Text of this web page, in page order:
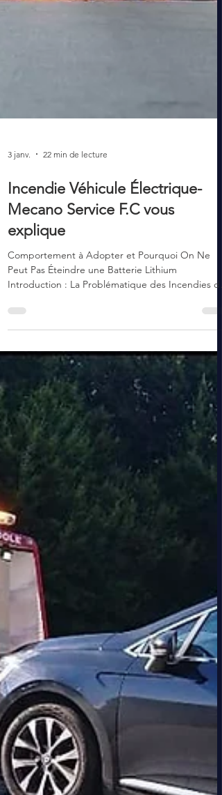
3 janv. 22 min de lecture
Incendie Véhicule Électrique-
Mecano Service F.C vous
explique
Comportement à Adopter et Pourquoi On Ne
Introduction : La Problématique des Incendies de
Véhicules Électriques L'essor des véhicules
Model 3, Renault Zoé, Peugeot e-208, BMW i3,
Nissan Leaf, Volkswagen ID.3) s'accompagne d'un
risque spécifique méconnu du grand public :
l'incendie de batterie lithium-ion, quasi-impossible
à éteindre par les moyens conventionnels .
Contrairement aux feux de